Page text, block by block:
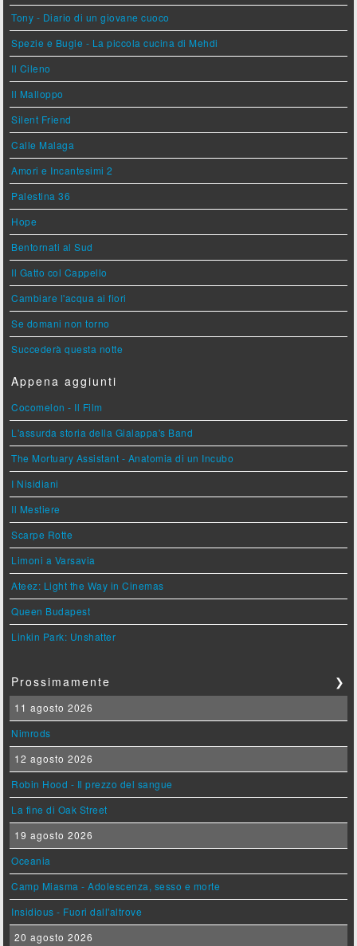
Tony - Diario di un giovane cuoco
Spezie e Bugie - La piccola cucina di Mehdi
Il Cileno
Il Malloppo
Silent Friend
Calle Malaga
Amori e Incantesimi 2
Palestina 36
Hope
Bentornati al Sud
Il Gatto col Cappello
Cambiare l'acqua ai fiori
Se domani non torno
Succederà questa notte
Appena aggiunti
Cocomelon - Il Film
L'assurda storia della Gialappa's Band
The Mortuary Assistant - Anatomia di un Incubo
I Nisidiani
Il Mestiere
Scarpe Rotte
Limoni a Varsavia
Ateez: Light the Way in Cinemas
Queen Budapest
Linkin Park: Unshatter
Prossimamente ❯
11 agosto 2026
Nimrods
12 agosto 2026
Robin Hood - Il prezzo del sangue
La fine di Oak Street
19 agosto 2026
Oceania
Camp Miasma - Adolescenza, sesso e morte
Insidious - Fuori dall'altrove
20 agosto 2026